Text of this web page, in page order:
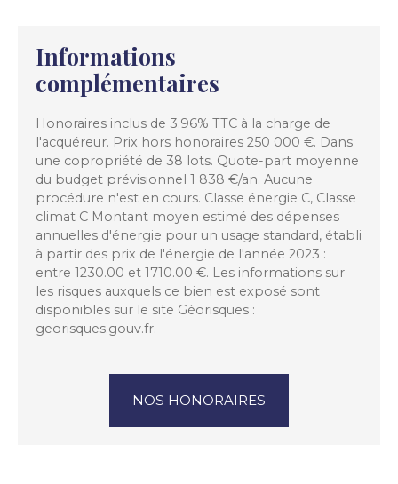
Informations
complémentaires
Honoraires inclus de 3.96% TTC à la charge de
l'acquéreur. Prix hors honoraires 250 000 €. Dans
une copropriété de 38 lots. Quote-part moyenne
du budget prévisionnel 1 838 €/an. Aucune
procédure n'est en cours. Classe énergie C, Classe
climat C Montant moyen estimé des dépenses
annuelles d'énergie pour un usage standard, établi
à partir des prix de l'énergie de l'année 2023 :
entre 1230.00 et 1710.00 €. Les informations sur
les risques auxquels ce bien est exposé sont
disponibles sur le site Géorisques :
georisques.gouv.fr.
NOS HONORAIRES